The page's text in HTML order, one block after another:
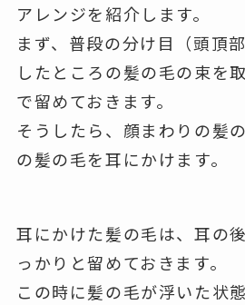
アレンジを紹介します。
まず、普段の分け目（頭頂
したところの髪の毛の束を
で留めておきます。
そうしたら、顔まわりの髪
の髪の毛を耳にかけます。
耳にかけた髪の毛は、耳の
っかりと留めておきます。
この時に髪の毛が浮いた状